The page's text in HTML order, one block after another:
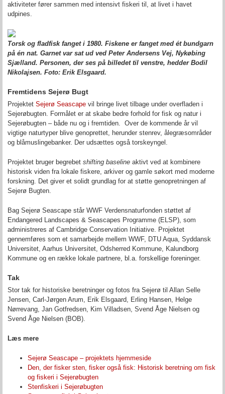
aktiviteter fører sammen med intensivt fiskeri til, at livet i havet
udpines.
Torsk og fladfisk fanget i 1980. Fiskene er fanget med ét bundgarn
på én nat. Garnet var sat ud ved Peter Andersens Vej, Nykøbing
Sjælland. Personen, der ses på billedet til venstre, hedder Bodil
Nikolajsen. Foto: Erik Elsgaard.
Fremtidens Sejerø Bugt
Projektet Sejerø Seascape vil bringe livet tilbage under overfladen i
Sejerøbugten. Formålet er at skabe bedre forhold for fisk og natur i
Sejerøbugten – både nu og i fremtiden. Over de kommende år vil
vigtige naturtyper blive genoprettet, herunder stenrev, ålegræsområder
og blåmuslingebanker. Der udsættes også torskeyngel.
Projektet bruger begrebet shifting baseline aktivt ved at kombinere
historisk viden fra lokale fiskere, arkiver og gamle søkort med moderne
forskning. Det giver et solidt grundlag for at støtte genopretningen af
Sejerø Bugten.
Bag Sejerø Seascape står WWF Verdensnaturfonden støttet af
Endangered Landscapes & Seascapes Programme (ELSP), som
administreres af Cambridge Conservation Initiative. Projektet
gennemføres som et samarbejde mellem WWF, DTU Aqua, Syddansk
Universitet, Aarhus Universitet, Odsherred Kommune, Kalundborg
Kommune og en række lokale partnere, bl.a. forskellige foreninger.
Tak
Stor tak for historiske beretninger og fotos fra Sejerø til Allan Selle
Jensen, Carl-Jørgen Arum, Erik Elsgaard, Erling Hansen, Helge
Nørrevang, Jan Gotfredsen, Kim Villadsen, Svend Åge Nielsen og
Svend Åge Nielsen (BOB).
Læs mere
Sejerø Seascape – projektets hjemmeside
Den, der fisker sten, fisker også fisk: Historisk beretning om fisk
og fiskeri i Sejerøbugten
Stenfiskeri i Sejerøbugten